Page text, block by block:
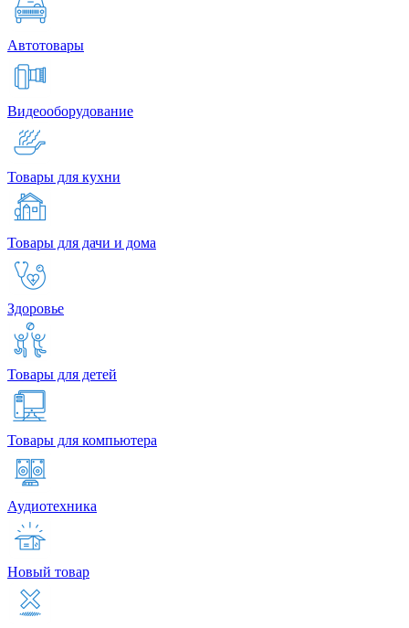
Автотовары
Видеооборудование
Товары для кухни
Товары для дачи и дома
Здоровье
Товары для детей
Товары для компьютера
Аудиотехника
Новый товар